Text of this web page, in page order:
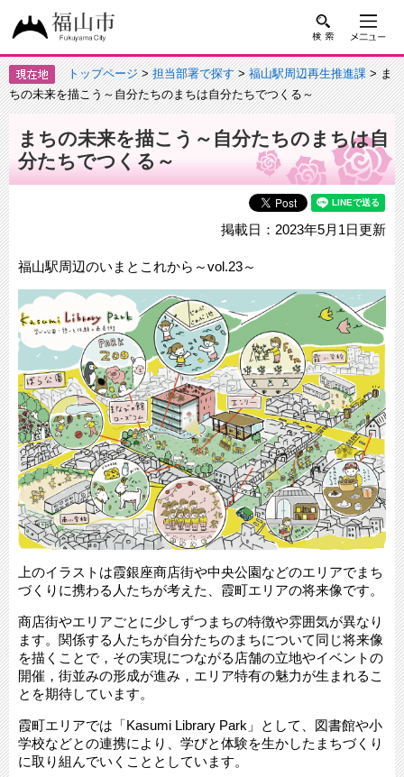
トップページ>担当部署で探す>福山駅周辺再生推進課> ま
ちの未来を描こう～自分たちのまちは自分たちでつくる～
まちの未来を描こう～自分たちのまちは自
分たちでつくる～
掲載日：2023年5月1日更新
福山駅周辺のいまとこれから～vol.23～
上のイラストは霞銀座商店街や中央公園などのエリアでまち
づくりに携わる人たちが考えた、霞町エリアの将来像です。
商店街やエリアごとに少しずつまちの特徴や雰囲気が異なり
ます。関係する人たちが自分たちのまちについて同じ将来像
を描くことで，その実現につながる店舗の立地やイベントの
開催，街並みの形成が進み，エリア特有の魅力が生まれるこ
とを期待しています。
霞町エリアでは「Kasumi Library Park」として、図書館や小
学校などとの連携により、学びと体験を生かしたまちづくり
に取り組んでいくこととしています。